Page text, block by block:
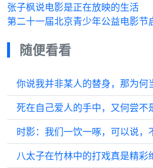
张子枫说电影是正在放映的生活
第二十一届北京青少年公益电影节
随便看看
时影：我们一饮一啄，可以说，
八太子在竹林中的打戏真是精彩